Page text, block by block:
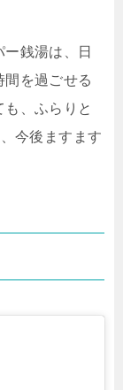
銭湯は、日
を過ごせる
、ふらりと
今後ますます